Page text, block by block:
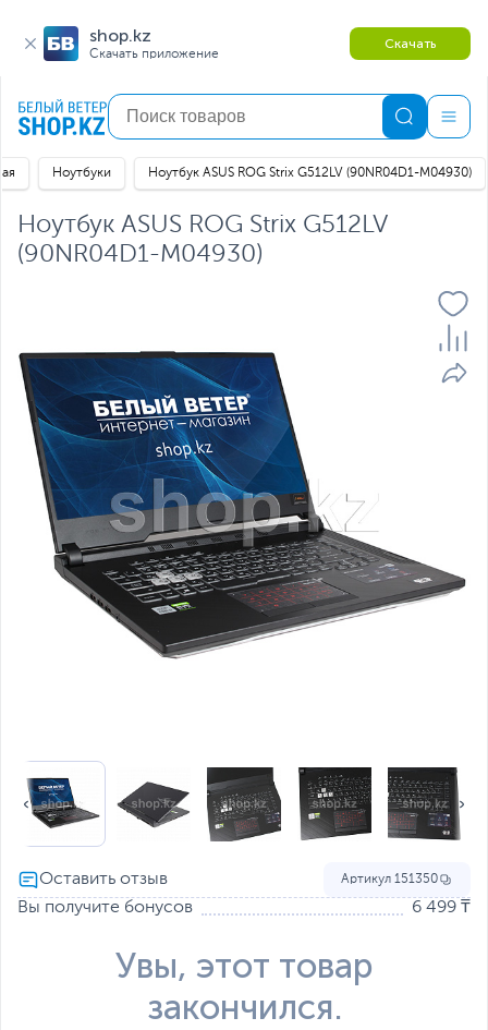
shop.kz
Скачать приложение
Скачать
Ноутбуки Ноутбук ASUS ROG Strix G512LV (90NR04D1-M04930)
Ноутбук ASUS ROG Strix G512LV
(90NR04D1-M04930)
Артикул 151350
Вы получите бонусов 6 499 ₸
Увы, этот товар
закончился.